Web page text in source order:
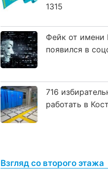
1315
Фейк от имени
появился в
716
работать в
Взгляд со второго этажа